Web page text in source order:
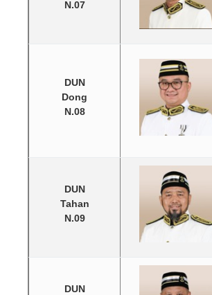
N.07
DUN
Dong
N.08
DUN
Tahan
N.09
DUN